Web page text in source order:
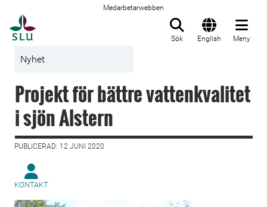
Medarbetarwebben
Sök English Meny
Nyhet
Projekt för bättre vattenkvalitet
i sjön Alstern
PUBLICERAD: 12 JUNI 2020
KONTAKT